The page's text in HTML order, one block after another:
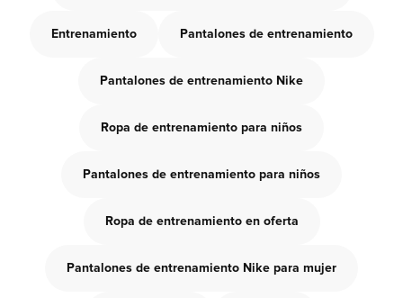
Entrenamiento Pantalones de entrenamiento
Pantalones de entrenamiento Nike
Ropa de entrenamiento para niños
Pantalones de entrenamiento para niños
Ropa de entrenamiento en oferta
Pantalones de entrenamiento Nike para mujer